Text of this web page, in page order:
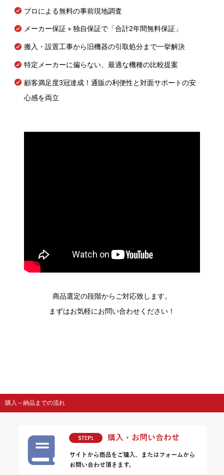
プロによる無料の事前現地調査
メーカー保証＋独自保証で「合計2年間無料保証」
搬入・設置工事から旧機器の引取処分まで一挙解決
特定メーカーに偏らない、最適な機種の比較提案
顧客満足度3冠達成！通販の利便性と対面サポートの安
心感を両立
商品選定の段階からご対応致します。
まずはお気軽にお問い合わせください！
購入～納品までの流れ